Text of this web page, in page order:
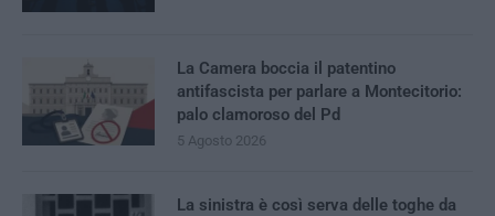
La Camera boccia il patentino
antifascista per parlare a Montecitorio:
palo clamoroso del Pd
5 Agosto 2026
La sinistra è così serva delle toghe da